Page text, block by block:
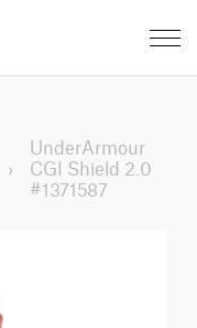
›
UnderArmour
CGI Shield 2.0
#1371587